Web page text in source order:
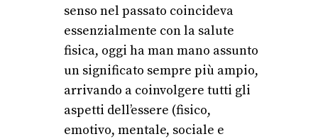
senso nel passato coincideva
essenzialmente con la salute
fisica, oggi ha man mano assunto
un significato sempre più ampio,
arrivando a coinvolgere tutti gli
aspetti dell’essere (fisico,
emotivo, mentale, sociale e